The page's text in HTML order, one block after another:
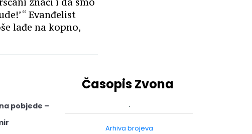
Evanđelist
lađe na kopno,
pobjede –
Časopis Zvona
Arhiva brojeva